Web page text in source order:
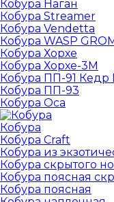
Кобура Наган
Кобура Streamer
Кобура Vendetta
Кобура WASP
Кобура Хорхе
Кобура Хорхе-3М
Кобура ПП-91 Кедр
Кобура ПП-93
Кобура Оса
Кобура
Кобура Craft
Кобура из
Кобура скрытого
Кобура поясная
Кобура поясная